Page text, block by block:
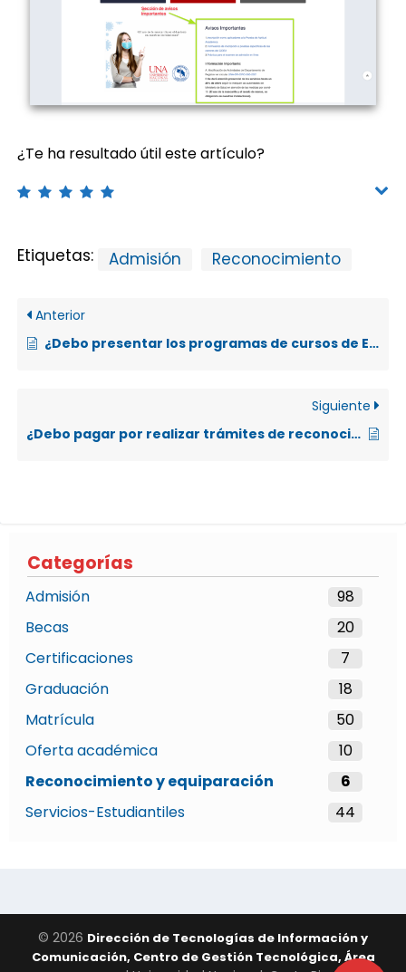
Categorías
Admisión
98
Becas
20
Certificaciones
7
Graduación
18
Matrícula
50
Oferta académica
10
Reconocimiento y equiparación
6
Servicios-Estudiantiles
44
¿Te ha resultado útil este artículo?
Etiquetas: Admisión Reconocimiento
Anterior
¿Debo presentar los programas de cursos de Estudios Generales de la UNED o UCR para reconocimiento de estos cursos generales de la UNA?
Siguiente
¿Debo pagar por realizar trámites de reconocimiento de cursos?
© 2026 Dirección de Tecnologías de Información y
Comunicación, Centro de Gestión Tecnológica, Área